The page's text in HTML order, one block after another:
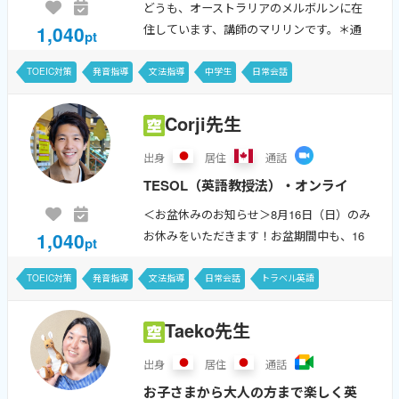
1,040pt
で苦しんでいる、という方、ぜひご
るお手伝いをします！
どうも、オーストラリアのメルボルンに在
住しています、講師のマリリンです。＊通
夕刻5時ごろに行っています。＊＊＊＊＊＊
TOEIC対策 発音指導 文法指導 中学生 日常会話
1,040pt
Corji先生
出身 居住 通話
TESOL（英語教授法）・オンライ
ン英語教授資格、TOEIC 945点、
EPT 87点〈指導者レベル〉など。
しての経験を活かし、一人ひとりに
＜お盆休みのお知らせ＞8月16日（日）のみ
お休みをいただきます！お盆期間中も、16
「英語の練習がしたい！」「気分転換に英
TOEIC対策 発音指導 文法指導 日常会話 トラベル英語
Taeko先生
出身 居住 通話
お子さまから大人の方まで楽しく英